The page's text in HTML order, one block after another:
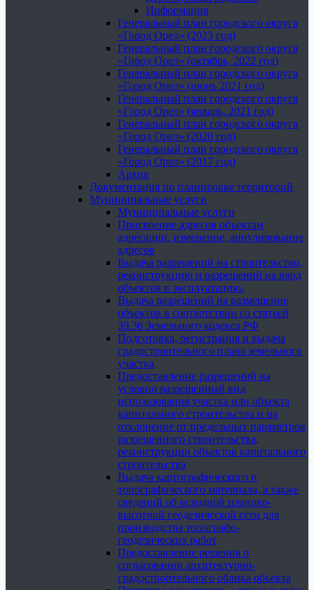
Информация
Генеральный план городского округа
«Город Орел» (2023 год)
Генеральный план городского округа
«Город Орел» (октябрь, 2022 год)
Генеральный план городского округа
«Город Орел» (июнь 2021 год)
Генеральный план городского округа
«Город Орел» (январь, 2021 год)
Генеральный план городского округа
«Город Орел» (2020 год)
Генеральный план городского округа
«Город Орел» (2017 год)
Архив
Документация по планировке территорий
Муниципальные услуги
Муниципальные услуги
Присвоение адресов объектам
адресации, изменение, аннулирование
адресов
Выдача разрешений на строительство,
реконструкцию и разрешений на ввод
объектов в эксплуатацию.
Выдача разрешений на размещение
объектов в соответствии со статьей
39.36 Земельного кодекса РФ
Подготовка, регистрация и выдача
градостроительного плана земельного
участка
Предоставление разрешений на
условно разрешенный вид
использования участка или объекта
капитального строительства и на
отклонение от предельных параметров
разрешенного строительства,
реконструкции объектов капитального
строительства
Выдача картографического и
топографического материала, а также
сведений об исходной планово-
высотной геодезической сети для
производства топографо-
геодезических работ
Предоставление решения о
согласовании архитектурно-
градостроительного облика объекта